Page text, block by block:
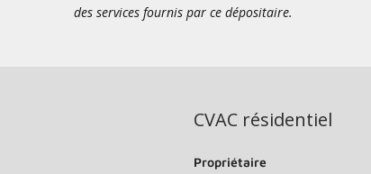
des services fournis par ce dépositaire.
CVAC résidentiel
Propriétaire